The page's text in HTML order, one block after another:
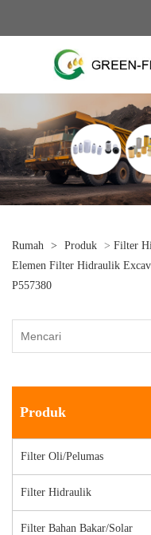
Rumah > Produk > Filter
Elemen Filter Hidraulik
P557380
Produk
Filter Oli/Pelumas
Filter Hidraulik
Filter Bahan Bakar/Solar